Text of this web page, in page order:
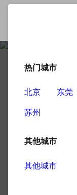
热门城市
北京 东莞
苏州
其他城市
其他城市